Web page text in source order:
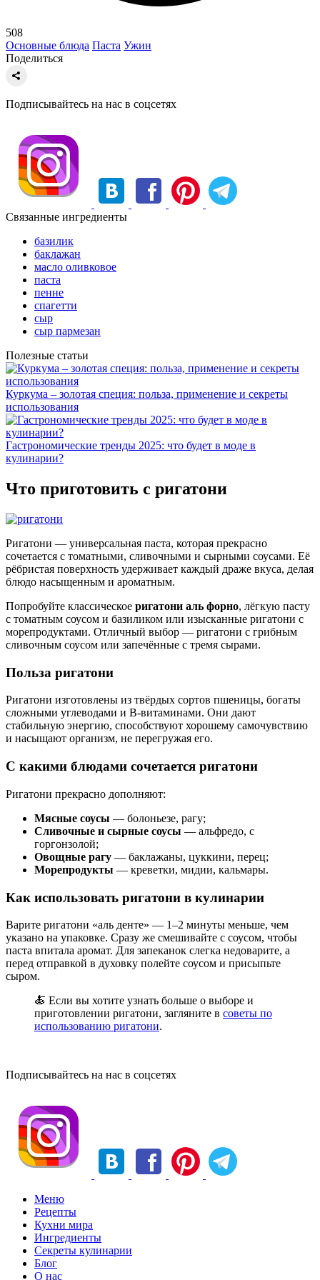
508
Основные блюда Паста Ужин
Поделиться
Подписывайтесь на нас в соцсетях
Связанные ингредиенты
базилик
баклажан
масло оливковое
паста
пенне
спагетти
сыр
сыр пармезан
Полезные статьи
Куркума – золотая специя: польза, применение и секреты
использования
Гастрономические тренды 2025: что будет в моде в
кулинарии?
Что приготовить с ригатони
Ригатони — универсальная паста, которая прекрасно
сочетается с томатными, сливочными и сырными соусами. Её
рёбристая поверхность удерживает каждый драже вкуса, делая
блюдо насыщенным и ароматным.
Попробуйте классическое ригатони аль форно, лёгкую пасту
с томатным соусом и базиликом или изысканные ригатони с
морепродуктами. Отличный выбор — ригатони с грибным
сливочным соусом или запечённые с тремя сырами.
Польза ригатони
Ригатони изготовлены из твёрдых сортов пшеницы, богаты
сложными углеводами и B-витаминами. Они дают
стабильную энергию, способствуют хорошему самочувствию
и насыщают организм, не перегружая его.
С какими блюдами сочетается ригатони
Ригатони прекрасно дополняют:
Мясные соусы — болоньезе, рагу;
Сливочные и сырные соусы — альфредо, с
горгонзолой;
Овощные рагу — баклажаны, цуккини, перец;
Морепродукты — креветки, мидии, кальмары.
Как использовать ригатони в кулинарии
Варите ригатони «аль денте» — 1–2 минуты меньше, чем
указано на упаковке. Сразу же смешивайте с соусом, чтобы
паста впитала аромат. Для запеканок слегка недоварите, а
перед отправкой в духовку полейте соусом и присыпьте
сыром.
🍝 Если вы хотите узнать больше о выборе и
приготовлении ригатони, загляните в советы по
использованию ригатони.
Подписывайтесь на нас в соцсетях
Меню
Рецепты
Кухни мира
Ингредиенты
Секреты кулинарии
Блог
О нас